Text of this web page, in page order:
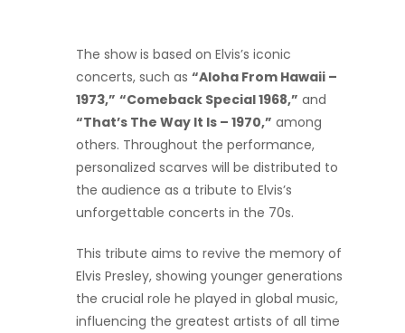
The show is based on Elvis’s iconic
concerts, such as “Aloha From Hawaii –
1973,” “Comeback Special 1968,” and
“That’s The Way It Is – 1970,” among
others. Throughout the performance,
personalized scarves will be distributed to
the audience as a tribute to Elvis’s
unforgettable concerts in the 70s.
This tribute aims to revive the memory of
Elvis Presley, showing younger generations
the crucial role he played in global music,
influencing the greatest artists of all time